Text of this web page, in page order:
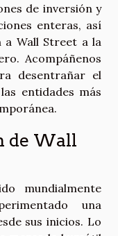
de inversión y
enteras, así
a Wall Street a la
Acompáñenos
desentrañar el
entidades más
de Wall
mundialmente
una
sus inicios. Lo